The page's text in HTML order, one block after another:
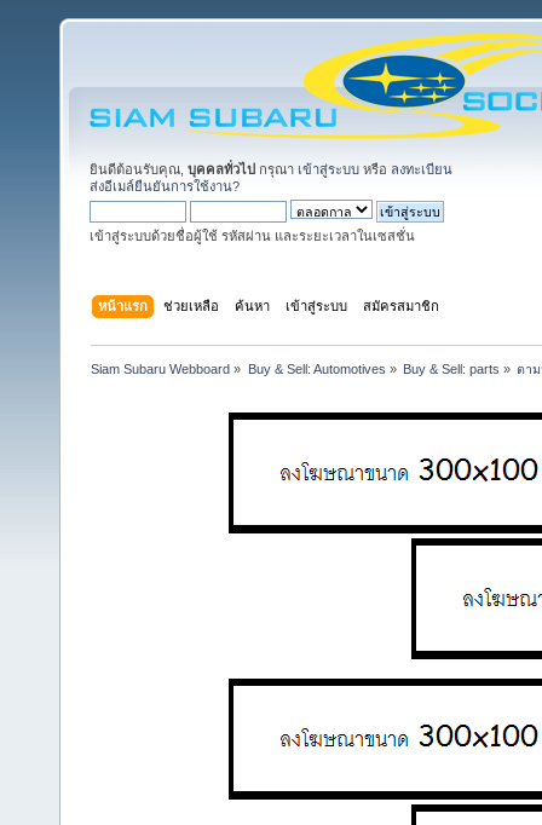
ยินดีต้อนรับคุณ, บุคคลทั่วไป กรุณา เข้าสู่ระบบ หรือ ลงทะเบียน
ส่งอีเมล์ยืนยันการใช้งาน?
เข้าสู่ระบบด้วยชื่อผู้ใช้ รหัสผ่าน และระยะเวลาในเซสชั่น
หน้าแรก ช่วยเหลือ ค้นหา เข้าสู่ระบบ สมัครสมาชิก
Siam Subaru Webboard » Buy & Sell: Automotives » Buy & Sell: parts » ตา